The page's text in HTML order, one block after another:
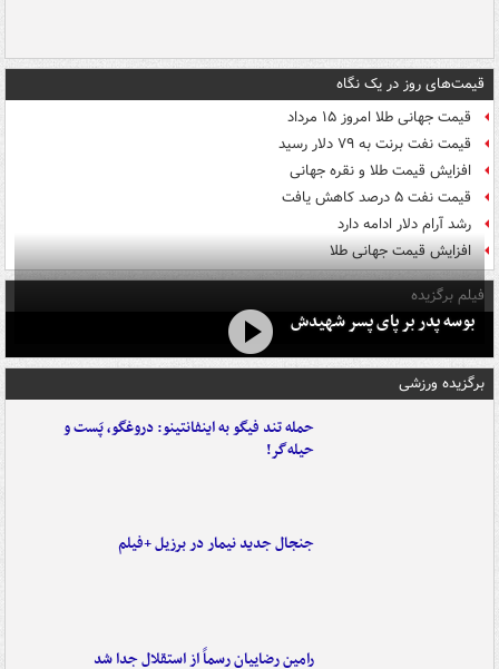
قیمت‌های روز در یک نگاه
قیمت جهانی طلا امروز ۱۵ مرداد
قیمت نفت برنت به ۷۹ دلار رسید
افزایش قیمت طلا و نقره جهانی
قیمت نفت ۵ درصد کاهش یافت
رشد آرام دلار ادامه دارد
افزایش قیمت جهانی طلا
فیلم برگزیده
بوسه‌ پدر بر پای پسر شهیدش
برگزیده ورزشی
حمله تند فیگو به اینفانتینو: دروغگو، پَست‌ و
حیله‌گر!
جنجال جدید نیمار در برزیل +فیلم
رامین رضاییان رسماً از استقلال جدا شد